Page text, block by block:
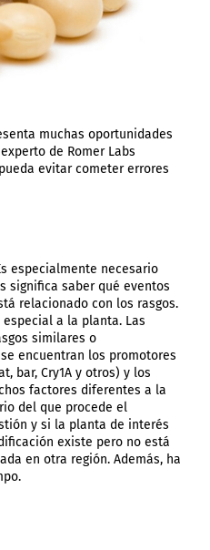
muchas oportunidades
de Romer Labs
evitar cometer errores
especialmente necesario
significa saber qué eventos
relacionado con los rasgos.
a la planta. Las
similares o
encuentran los promotores
bar, Cry1A y otros) y los
factores diferentes a la
del que procede el
y si la planta de interés
existe pero no está
en otra región. Además, ha